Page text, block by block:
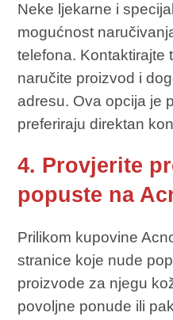
Neke ljekarne i
mogućnost
telefona. Kontaktirajte
naručite proizvod i
adresu. Ova opcija je
preferiraju direktan
4. Provjerite
popuste na
Prilikom kupovine
stranice koje nude
proizvode za njegu
povoljne ponude ili